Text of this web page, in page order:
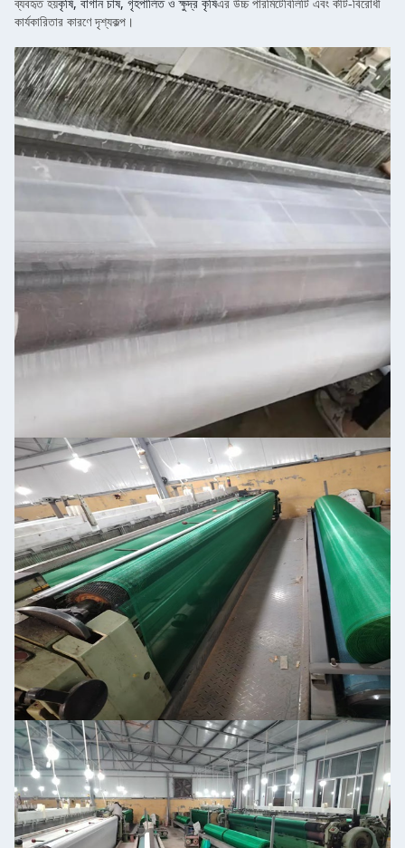
ব্যবহৃত হয়
এর উচ্চ পারমিটেবিলিটি এবং কীট-বিরোধী
কার্যকারিতার কারণে দৃশ্যকল্প।